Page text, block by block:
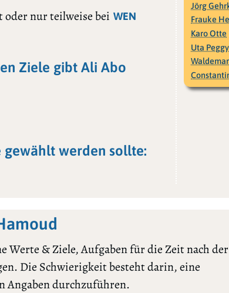
nur teilweise bei WEN
Ziele gibt Ali Abo
gewählt werden sollte:
Jörg
Frauke
Karo Otte
Uta
Werte & Ziele, Aufgaben für die Zeit nach der
Die Schwierigkeit besteht darin, eine
Angaben durchzuführen.